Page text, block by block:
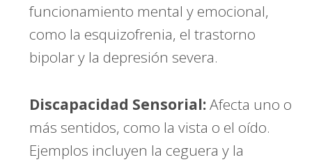
funcionamiento mental y emocional,
como la esquizofrenia, el trastorno
bipolar y la depresión severa.
Discapacidad Sensorial:Afecta uno o
más sentidos, como la vista o el oído.
Ejemplos incluyen la ceguera y la